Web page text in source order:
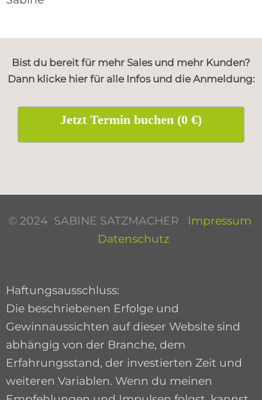
Bist du bereit für mehr Sales und mehr Kunden?
Dann klicke hier für alle Infos und die Anmeldung:
Jetzt Termin buchen (0 €)
© 2024 SABINE SATZMACHER
Impressum
Datenschutz
Haftungsausschluss:
Die beschriebenen Erfolge und
Gewinnaussichten auf dieser Website sind
abhängig von der Branche, dem
Erfahrungsstand, der investierten Zeit und
weiteren Variablen. Wenn du meinen